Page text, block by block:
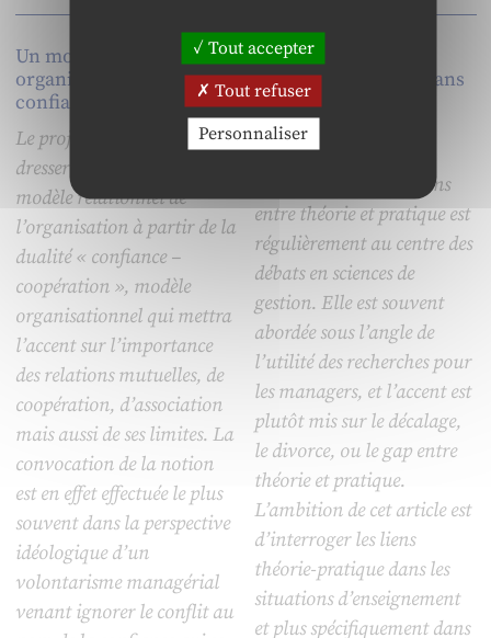
Un modèle
organisationnel en «
confiance-coopération »
Le projet de ce texte est de
dresser les contours d’un
modèle relationnel de
l’organisation à partir de la
dualité « confiance –
coopération », modèle
organisationnel qui mettra
l’accent sur l’importance
des relations mutuelles, de
coopération, d’association
mais aussi de ses limites. La
convocation de la notion
est en effet effectuée le plus
souvent dans la perspective
idéologique d’un
volontarisme managérial
venant ignorer le conflit au
Les frontières entre
théorie et pratique dans
les dispositifs
d’enseignement en
apprentissage
La question des relations
entre théorie et pratique est
régulièrement au centre des
débats en sciences de
gestion. Elle est souvent
abordée sous l’angle de
l’utilité des recherches pour
les managers, et l’accent est
plutôt mis sur le décalage,
le divorce, ou le gap entre
théorie et pratique.
L’ambition de cet article est
d’interroger les liens
théorie-pratique dans les
situations d’enseignement
et plus spécifiquement dans
Tout accepter
Tout refuser
Personnaliser